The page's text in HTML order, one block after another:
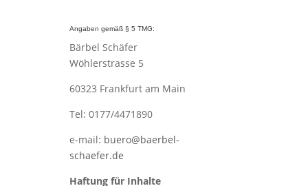
Angaben gemäß § 5 TMG:
Bärbel Schäfer
Wöhlerstrasse 5
60323 Frankfurt am Main
Tel: 0177/4471890
e-mail: buero@baerbel-
schaefer.de
Haftung für Inhalte